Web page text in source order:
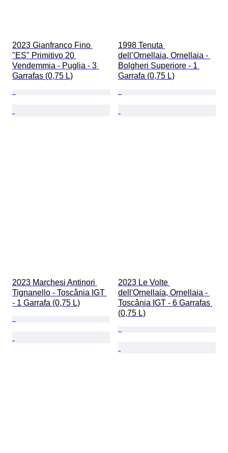
2023 Gianfranco Fino
"ES" Primitivo 20
Vendemmia - Puglia - 3
Garrafas (0,75 L)
1998 Tenuta
dell’Ornellaia, Ornellaia -
Bolgheri Superiore - 1
Garrafa (0,75 L)
2023 Marchesi Antinori
Tignanello - Toscânia IGT
- 1 Garrafa (0,75 L)
2023 Le Volte
dell'Ornellaia, Ornellaia -
Toscânia IGT - 6 Garrafas
(0,75 L)